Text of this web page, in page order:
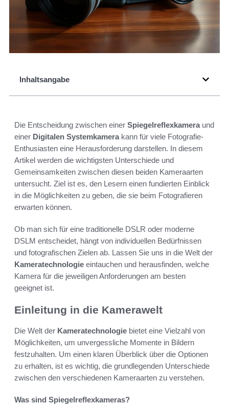
Inhaltsangabe
Die Entscheidung zwischen einer Spiegelreflexkameraund
einer Digitalen Systemkamerakann für viele Fotografie-
Enthusiasten eine Herausforderung darstellen. In diesem
Artikel werden die wichtigsten Unterschiede und
Gemeinsamkeiten zwischen diesen beiden Kameraarten
untersucht. Ziel ist es, den Lesern einen fundierten Einblick
in die Möglichkeiten zu geben, die sie beim Fotografieren
erwarten können.
Ob man sich für eine traditionelle DSLR oder moderne
DSLM entscheidet, hängt von individuellen Bedürfnissen
und fotografischen Zielen ab. Lassen Sie uns in die Welt der
Kameratechnologie eintauchen und herausfinden, welche
Kamera für die jeweiligen Anforderungen am besten
geeignet ist.
Einleitung in die Kamerawelt
Die Welt der Kameratechnologie bietet eine Vielzahl von
Möglichkeiten, um unvergessliche Momente in Bildern
festzuhalten. Um einen klaren Überblick über die Optionen
zu erhalten, ist es wichtig, die grundlegenden Unterschiede
zwischen den verschiedenen Kameraarten zu verstehen.
Was sind Spiegelreflexkameras?